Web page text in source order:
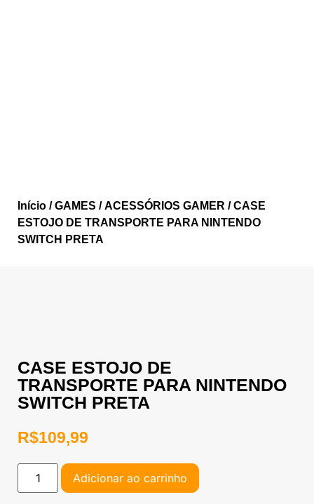
Início /GAMES /ACESSÓRIOS GAMER / CASE
ESTOJO DE TRANSPORTE PARA NINTENDO
SWITCH PRETA
CASE ESTOJO DE
TRANSPORTE PARA NINTENDO
SWITCH PRETA
R$109,99
Adicionar ao carrinho